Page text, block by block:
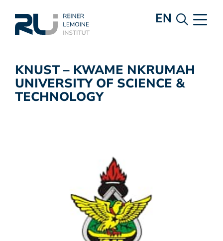
EN
KNUST – KWAME NKRUMAH
UNIVERSITY OF SCIENCE &
TECHNOLOGY